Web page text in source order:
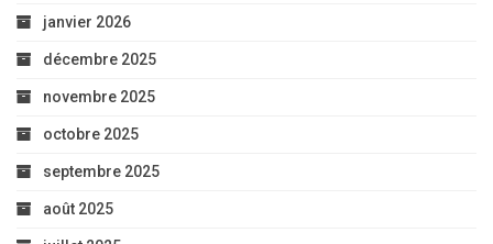
janvier 2026
décembre 2025
novembre 2025
octobre 2025
septembre 2025
août 2025